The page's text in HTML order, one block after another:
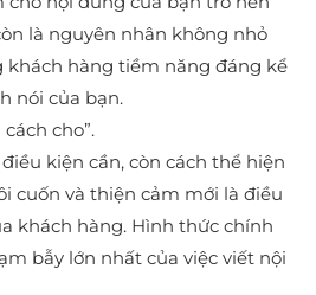
là nguyên nhân không nhỏ
hàng tiềm năng đáng kể
nói của bạn.
cho”.
kiện cần, còn cách thể hiện
cuốn và thiện cảm mới là điều
khách hàng. Hình thức chính
bẫy lớn nhất của việc viết nội